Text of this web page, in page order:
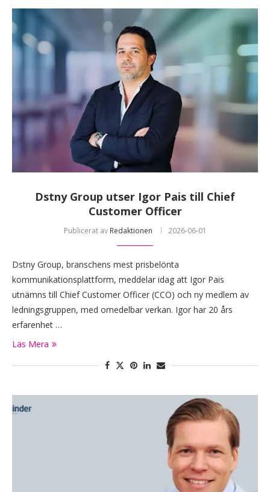
Dstny Group utser Igor Pais till Chief
Customer Officer
Publicerat av Redaktionen 2026-06-01
Dstny Group, branschens mest prisbelönta
kommunikationsplattform, meddelar idag att Igor Pais
utnämns till Chief Customer Officer (CCO) och ny medlem av
ledningsgruppen, med omedelbar verkan. Igor har 20 års
erfarenhet …
Läs Mera